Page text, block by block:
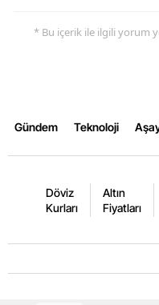
* Bu içerik ile ilgili yorum
Gündem Teknoloji
Döviz
Kurları
Altın
Fiyatları